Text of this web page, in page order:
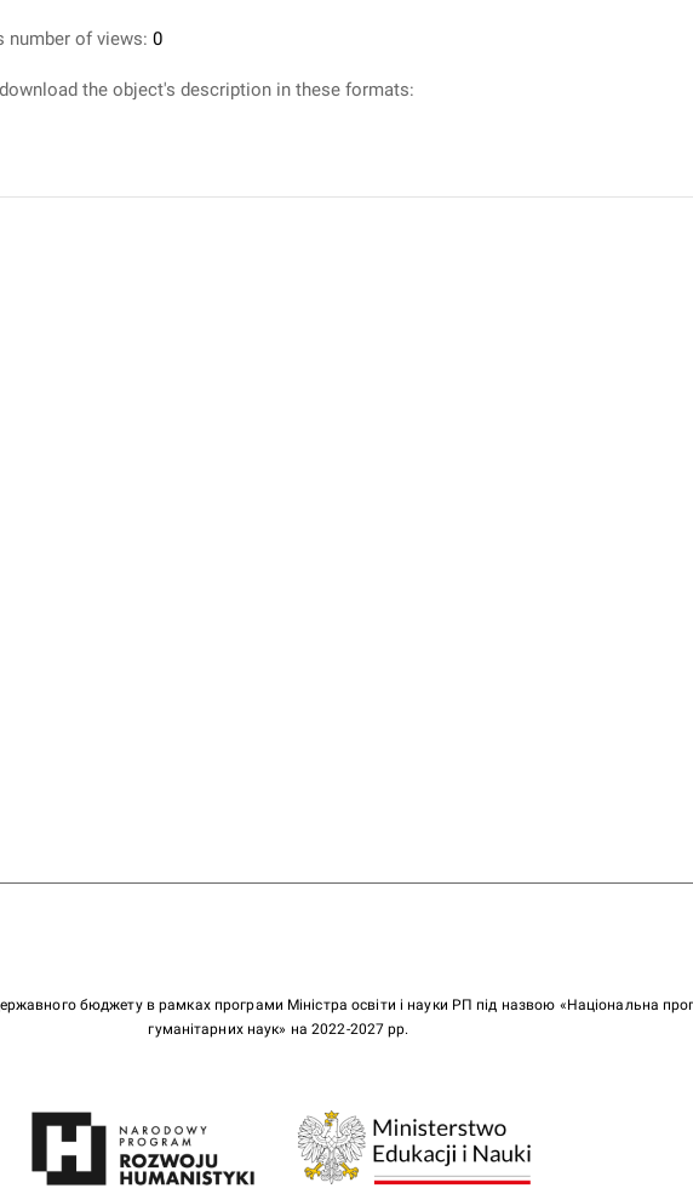
number of views: 0
the object's description in these formats:
бюджету в рамках програми Міністра освіти і науки РП під назвою «Національна
гуманітарних наук» на 2022-2027 рр.